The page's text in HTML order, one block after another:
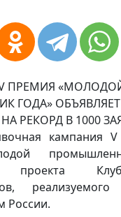
кампания V
проекта
России.